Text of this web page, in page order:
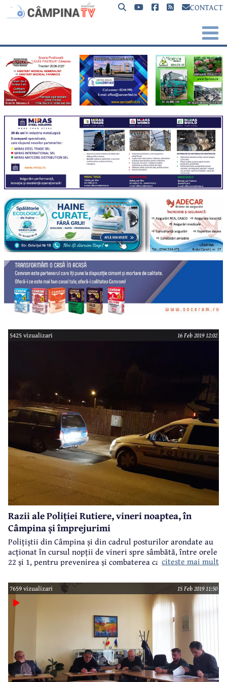
CONTACT
5425 vizualizari 16 Feb 2019 12:02
Razii ale Poliției Rutiere, vineri noaptea, în
Câmpina și împrejurimi
Polițiștii din Câmpina și din cadrul posturilor arondate au
acționat în cursul nopții de vineri spre sâmbătă, între orele
22 și 1, pentru prevenirea și combaterea cauzelorciteste mai mult
7659 vizualizari 15 Feb 2019 11:50